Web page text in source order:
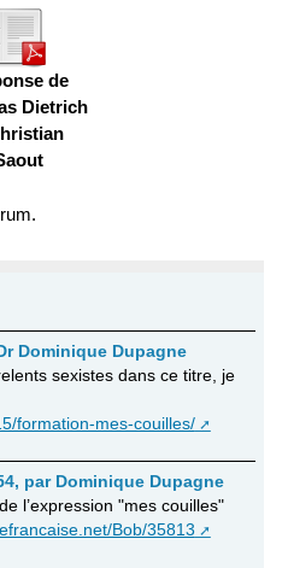
de
Dietrich
Dominique Dupagne
sexistes dans ce titre, je
formation-mes-couilles/
, par Dominique Dupagne
l’expression "mes couilles"
Bob/35813